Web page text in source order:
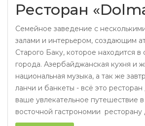
Ресторан
Семейное заведение с
залами и интерьером, создающим
Старого Баку, которое находится
города. Азербайджанская кухня и
национальная музыка, а так же
ланчи и банкеты - всё это
ваше увлекательное путешествие
восточной гастрономии ресторану